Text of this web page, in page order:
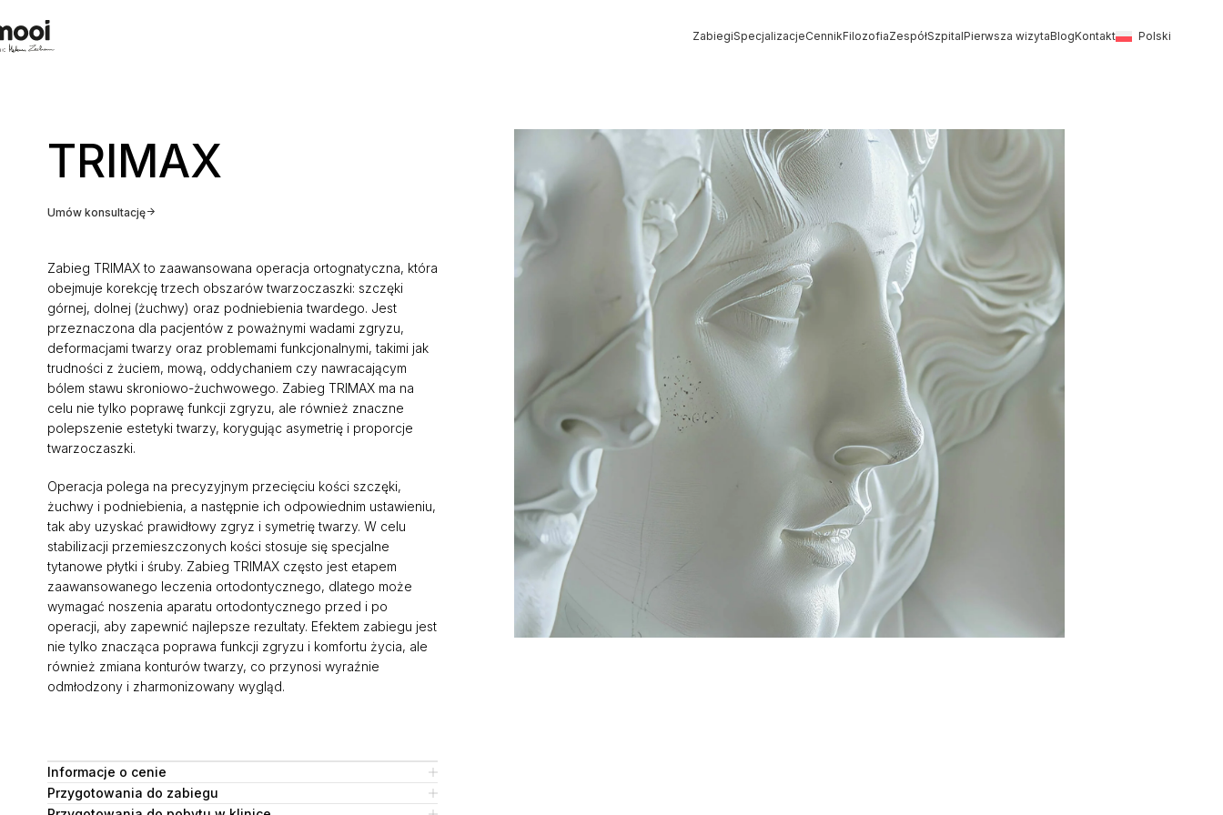
Zabiegi
Operacja nosa
Funkcjonalna endoskopowa chirurgia zatok
przynosowych – FESS
Korekta przegrody nosowej
Korekcja małżowin usznych
SpecjalizacjeCennikFilozofiaZespółSzpitalPierwsza wizytaBlogKontakt Polski
TRIMAX
Umów konsultację
Zabieg TRIMAX to zaawansowana operacja ortognatyczna, która
obejmuje korekcję trzech obszarów twarzoczaszki: szczęki
górnej, dolnej (żuchwy) oraz podniebienia twardego. Jest
przeznaczona dla pacjentów z poważnymi wadami zgryzu,
deformacjami twarzy oraz problemami funkcjonalnymi, takimi jak
trudności z żuciem, mową, oddychaniem czy nawracającym
bólem stawu skroniowo-żuchwowego. Zabieg TRIMAX ma na
celu nie tylko poprawę funkcji zgryzu, ale również znaczne
polepszenie estetyki twarzy, korygując asymetrię i proporcje
twarzoczaszki.
Operacja polega na precyzyjnym przecięciu kości szczęki,
żuchwy i podniebienia, a następnie ich odpowiednim ustawieniu,
tak aby uzyskać prawidłowy zgryz i symetrię twarzy. W celu
stabilizacji przemieszczonych kości stosuje się specjalne
tytanowe płytki i śruby. Zabieg TRIMAX często jest etapem
zaawansowanego leczenia ortodontycznego, dlatego może
wymagać noszenia aparatu ortodontycznego przed i po
operacji, aby zapewnić najlepsze rezultaty. Efektem zabiegu jest
nie tylko znacząca poprawa funkcji zgryzu i komfortu życia, ale
również zmiana konturów twarzy, co przynosi wyraźnie
odmłodzony i zharmonizowany wygląd.
Informacje o cenie
Przygotowania do zabiegu